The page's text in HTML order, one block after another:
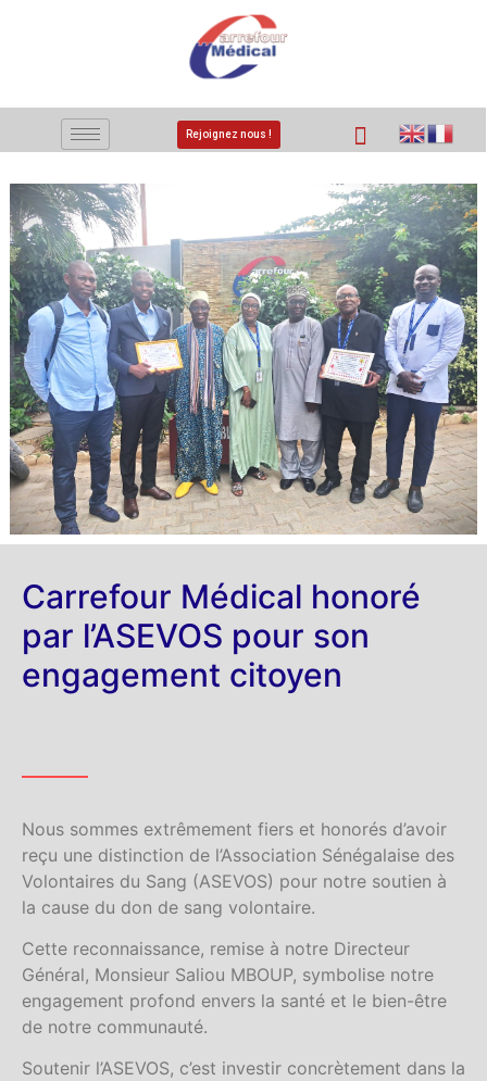
Rejoignez nous !
Carrefour Médical honoré
par l’ASEVOS pour son
engagement citoyen
Nous sommes extrêmement fiers et honorés d’avoir
reçu une distinction de l’Association Sénégalaise des
Volontaires du Sang (ASEVOS) pour notre soutien à
la cause du don de sang volontaire.
Cette reconnaissance, remise à notre Directeur
Général, Monsieur Saliou MBOUP, symbolise notre
engagement profond envers la santé et le bien-être
de notre communauté.
Soutenir l’ASEVOS, c’est investir concrètement dans la